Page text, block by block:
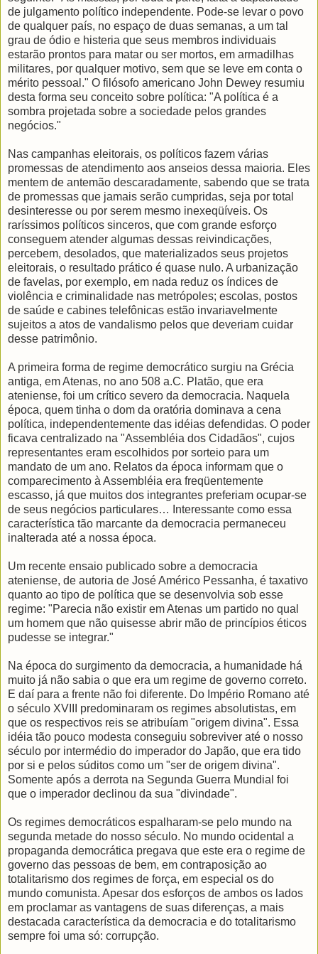
de julgamento político independente. Pode-se levar o povo
de qualquer país, no espaço de duas semanas, a um tal
grau de ódio e histeria que seus membros individuais
estarão prontos para matar ou ser mortos, em armadilhas
militares, por qualquer motivo, sem que se leve em conta o
mérito pessoal." O filósofo americano John Dewey resumiu
desta forma seu conceito sobre política: "A política é a
sombra projetada sobre a sociedade pelos grandes
negócios."
Nas campanhas eleitorais, os políticos fazem várias
promessas de atendimento aos anseios dessa maioria. Eles
mentem de antemão descaradamente, sabendo que se trata
de promessas que jamais serão cumpridas, seja por total
desinteresse ou por serem mesmo inexeqüíveis. Os
raríssimos políticos sinceros, que com grande esforço
conseguem atender algumas dessas reivindicações,
percebem, desolados, que materializados seus projetos
eleitorais, o resultado prático é quase nulo. A urbanização
de favelas, por exemplo, em nada reduz os índices de
violência e criminalidade nas metrópoles; escolas, postos
de saúde e cabines telefônicas estão invariavelmente
sujeitos a atos de vandalismo pelos que deveriam cuidar
desse patrimônio.
A primeira forma de regime democrático surgiu na Grécia
antiga, em Atenas, no ano 508 a.C. Platão, que era
ateniense, foi um crítico severo da democracia. Naquela
época, quem tinha o dom da oratória dominava a cena
política, independentemente das idéias defendidas. O poder
ficava centralizado na "Assembléia dos Cidadãos", cujos
representantes eram escolhidos por sorteio para um
mandato de um ano. Relatos da época informam que o
comparecimento à Assembléia era freqüentemente
escasso, já que muitos dos integrantes preferiam ocupar-se
de seus negócios particulares… Interessante como essa
característica tão marcante da democracia permaneceu
inalterada até a nossa época.
Um recente ensaio publicado sobre a democracia
ateniense, de autoria de José Américo Pessanha, é taxativo
quanto ao tipo de política que se desenvolvia sob esse
regime: "Parecia não existir em Atenas um partido no qual
um homem que não quisesse abrir mão de princípios éticos
pudesse se integrar."
Na época do surgimento da democracia, a humanidade há
muito já não sabia o que era um regime de governo correto.
E daí para a frente não foi diferente. Do Império Romano até
o século XVIII predominaram os regimes absolutistas, em
que os respectivos reis se atribuíam "origem divina". Essa
idéia tão pouco modesta conseguiu sobreviver até o nosso
século por intermédio do imperador do Japão, que era tido
por si e pelos súditos como um "ser de origem divina".
Somente após a derrota na Segunda Guerra Mundial foi
que o imperador declinou da sua "divindade".
Os regimes democráticos espalharam-se pelo mundo na
segunda metade do nosso século. No mundo ocidental a
propaganda democrática pregava que este era o regime de
governo das pessoas de bem, em contraposição ao
totalitarismo dos regimes de força, em especial os do
mundo comunista. Apesar dos esforços de ambos os lados
em proclamar as vantagens de suas diferenças, a mais
destacada característica da democracia e do totalitarismo
sempre foi uma só: corrupção.